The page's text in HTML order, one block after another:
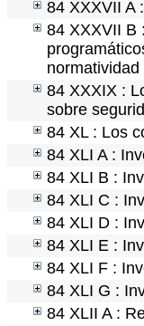
84 XXXVII A
84 XXXVII B
normatividad
84 XXXIX :
sobre
84 XL : Los
84 XLI A :
84 XLI B :
84 XLI C :
84 XLI D :
84 XLI E :
84 XLI F :
84 XLI G :
84 XLII A :